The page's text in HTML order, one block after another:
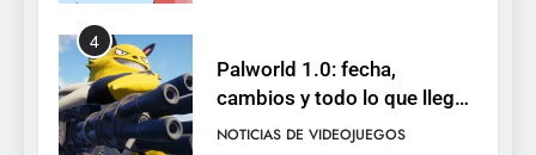
5
Mistbound: Guild Wars
tendrá su primer CCG digital
para PC y móviles
NOTICIAS DE VIDEOJUEGOS